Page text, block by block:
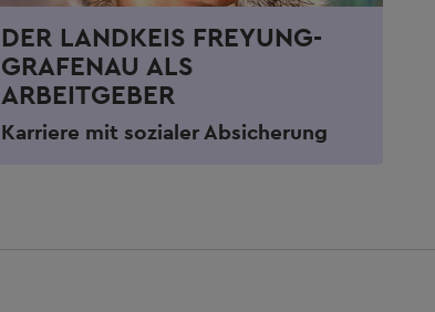
DER LANDKEIS FREYUNG-
GRAFENAU ALS
ARBEITGEBER
Karriere mit sozialer Absicherung